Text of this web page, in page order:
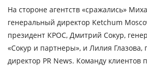
На стороне агентств «сражались»
генеральный директор Ketchum
президент КРОС, Дмитрий Сокур,
«Сокур и партнеры», и Лилия Глазова,
директор PR News. Команду клиентов